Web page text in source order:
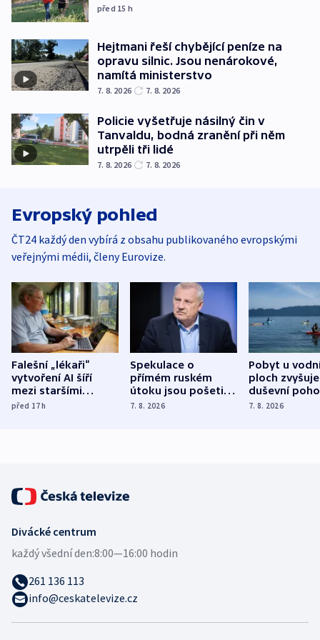
před 15 h
Hejtmani řeší chybějící peníze na
opravu silnic. Jsou nenárokové,
namítá ministerstvo
7. 8. 2026 7. 8. 2026
Policie vyšetřuje násilný čin v
Tanvaldu, bodná zranění při něm
utrpěli tři lidé
7. 8. 2026 7. 8. 2026
Evropský pohled
ČT24 každý den vybírá z obsahu publikovaného evropskými
veřejnými médii, členy Eurovize.
Falešní „lékaři“
vytvoření AI šíří
mezi staršími
Poláky nebezpečné
před 17h
Spekulace o
přímém ruském
útoku jsou pošetilé,
míní estonský
7. 8. 2026
Pobyt u
ploch zvyšuje
duševní
ukázala
7. 8. 2026
Divácké centrum
každý všední den:8:00—16:00 hodin
261 136 113
info@ceskatelevize.cz